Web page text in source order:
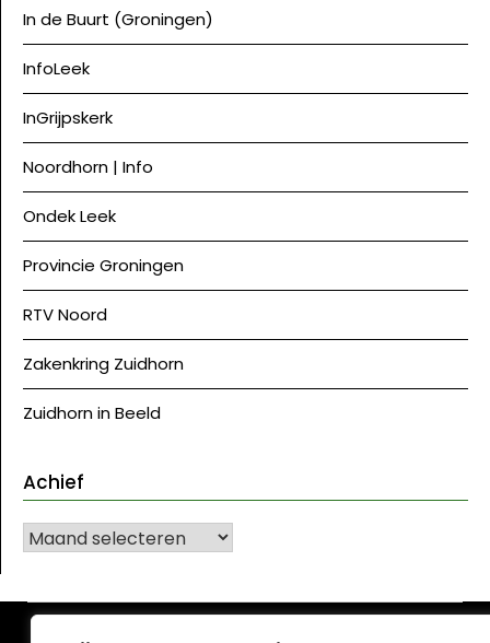
In de Buurt (Groningen)
InfoLeek
InGrijpskerk
Noordhorn | Info
Ondek Leek
Provincie Groningen
RTV Noord
Zakenkring Zuidhorn
Zuidhorn in Beeld
Achief
Achief